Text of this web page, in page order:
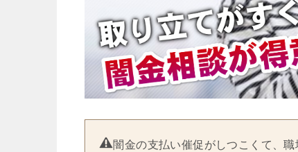
闇金の支払い催促がしつこくて、